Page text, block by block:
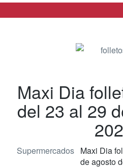
Maxi Dia
del 23 al 29
Supermercados Maxi Dia
de agosto